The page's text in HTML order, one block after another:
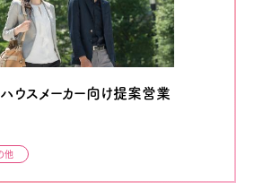
ウスメーカー向け提案営業
他